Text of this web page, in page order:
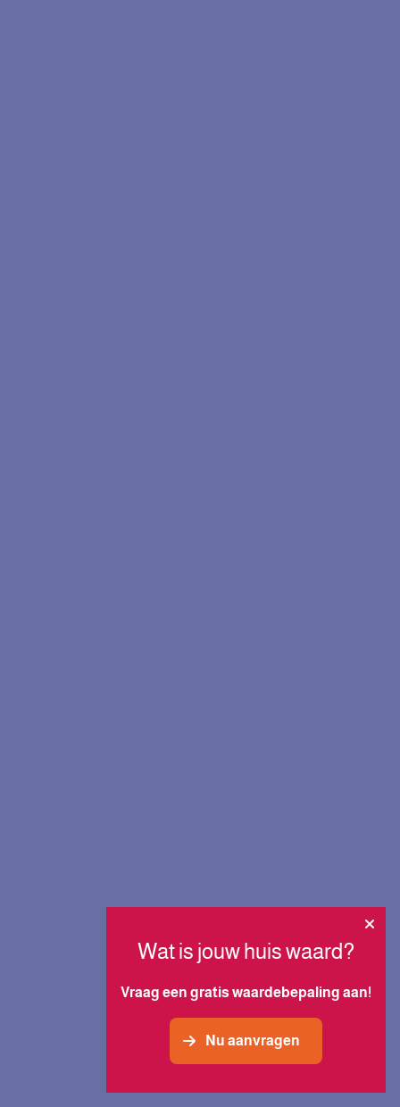
Wat is jouw huis waard?
Vraag een gratis waardebepaling aan!
Nu aanvragen